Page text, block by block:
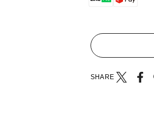
SHARE